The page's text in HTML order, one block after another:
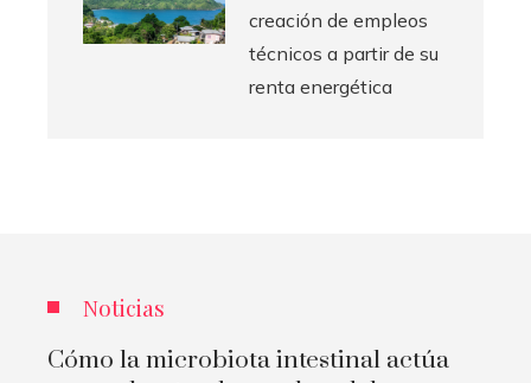
creación de empleos
técnicos a partir de su
renta energética
Noticias
Cómo la microbiota intestinal actúa